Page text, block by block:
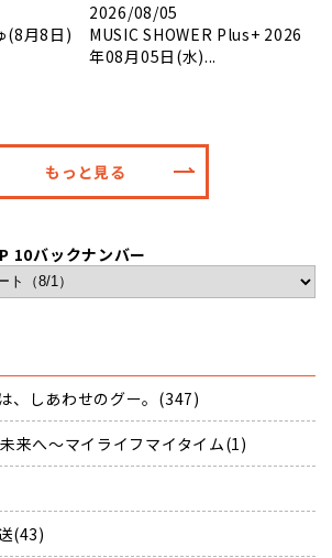
(8月8日)
2026/08/05
MUSIC SHOWER Plus+ 2026
年08月05日(水)...
もっと見る
バックナンバー
、しあわせのグー。(347)
来へ～マイライフマイタイム(1)
(43)